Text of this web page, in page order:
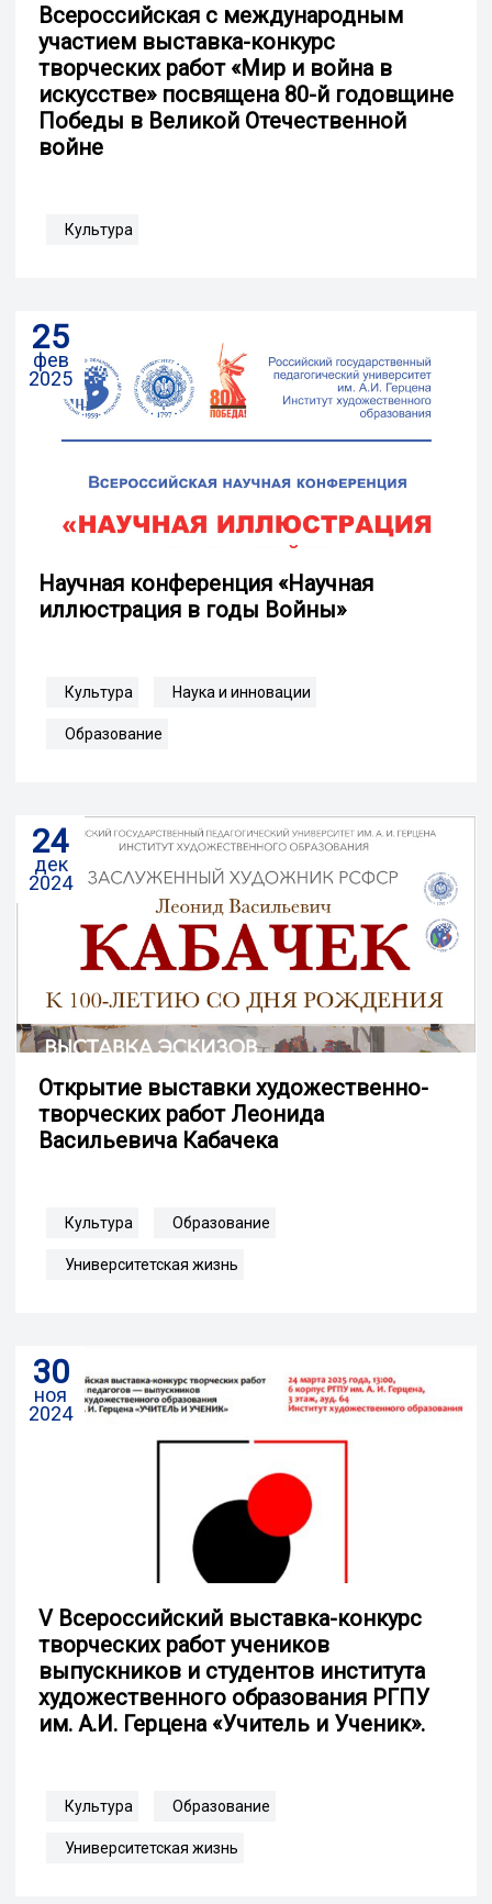
Всероссийская с международным
участием выставка-конкурс
творческих работ «Мир и война в
искусстве» посвящена 80-й годовщине
Победы в Великой Отечественной
войне
Культура
25
фев
2025
Научная конференция «Научная
иллюстрация в годы Войны»
Культура Наука и инновации
Образование
24
дек
2024
Открытие выставки художественно-
творческих работ Леонида
Васильевича Кабачека
Культура Образование
Университетская жизнь
30
ноя
2024
V Всероссийский выставка-конкурс
творческих работ учеников
выпускников и студентов института
художественного образования РГПУ
им. А.И. Герцена «Учитель и Ученик».
Культура Образование
Университетская жизнь